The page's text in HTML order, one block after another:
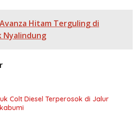
Hitam Terguling di
Nyalindung
Colt Diesel Terperosok di Jalur